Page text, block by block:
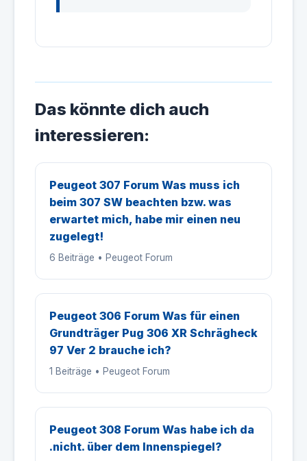
Das könnte dich auch
interessieren:
Peugeot 307 Forum Was muss ich
beim 307 SW beachten bzw. was
erwartet mich, habe mir einen neu
zugelegt!
6 Beiträge • Peugeot Forum
Peugeot 306 Forum Was für einen
Grundträger Pug 306 XR Schrägheck
97 Ver 2 brauche ich?
1 Beiträge • Peugeot Forum
Peugeot 308 Forum Was habe ich da
.nicht. über dem Innenspiegel?